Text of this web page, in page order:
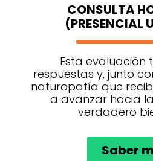
CONSULTA
(PRESENCIAL
Esta evaluación
respuestas y, junto
naturopatía que
a avanzar hacia
verdadero
Saber